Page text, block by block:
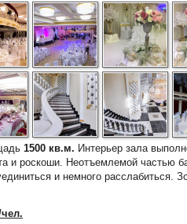
1500 кв.м. Интерьер зала
роскоши. Неотъемлемой частью
и немного расслабиться.